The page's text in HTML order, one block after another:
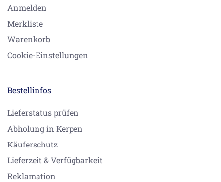
Anmelden
Merkliste
Warenkorb
Cookie-Einstellungen
Bestellinfos
Lieferstatus prüfen
Abholung in Kerpen
Käuferschutz
Lieferzeit & Verfügbarkeit
Reklamation